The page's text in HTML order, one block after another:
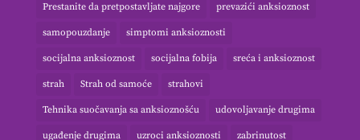
Prestanite da pretpostavljate najgore prevazići anksioznost
samopouzdanje simptomi anksioznosti
socijalna anksioznost socijalna fobija sreća i anksioznost
strah Strah od samoće strahovi
Tehnika suočavanja sa anksioznošću udovoljavanje drugima
ugađenje drugima uzroci anksioznosti zabrinutost